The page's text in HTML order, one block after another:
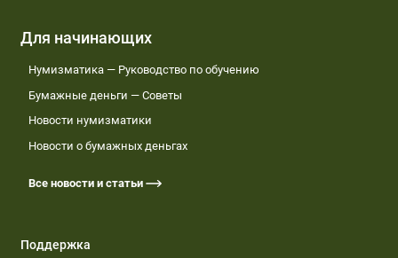
Для начинающих
Нумизматика — Руководство по обучению
Бумажные деньги — Советы
Новости нумизматики
Новости о бумажных деньгах
Все новости и статьи
Поддержка